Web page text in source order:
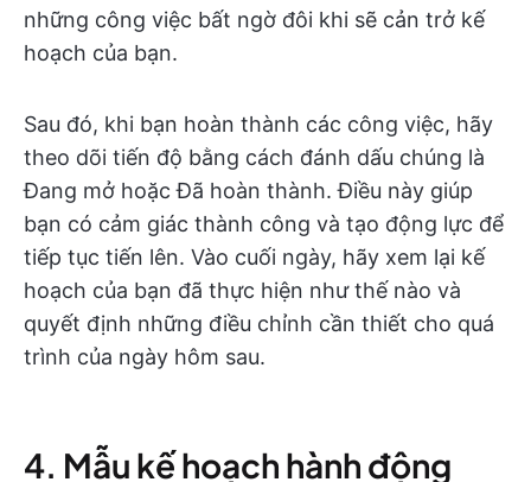
những công việc bất ngờ đôi khi sẽ cản trở kế
hoạch của bạn.
Sau đó, khi bạn hoàn thành các công việc, hãy
theo dõi tiến độ bằng cách đánh dấu chúng là
Đang mở hoặc Đã hoàn thành. Điều này giúp
bạn có cảm giác thành công và tạo động lực để
tiếp tục tiến lên. Vào cuối ngày, hãy xem lại kế
hoạch của bạn đã thực hiện như thế nào và
quyết định những điều chỉnh cần thiết cho quá
trình của ngày hôm sau.
4. Mẫu kế hoạch hành động